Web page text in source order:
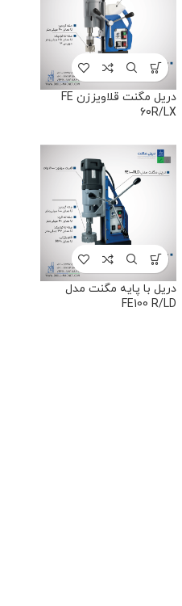
دریل مگنت قلاویززن FE
60R/LX
دریل با پایه مگنت مدل
FE100 R/LD